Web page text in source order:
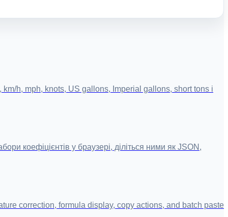
h, mph, knots, US gallons, Imperial gallons, short tons і
коефіцієнтів у браузері, діліться ними як JSON,
correction, formula display, copy actions, and batch paste